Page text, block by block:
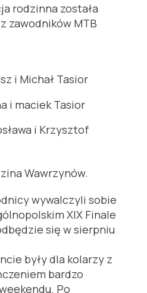
rodzinna została
zawodników MTB
i Michał Tasior
i maciek Tasior
i Krzysztof
Wawrzynów.
wywalczyli sobie
XIX Finale
się w sierpniu
były dla kolarzy z
bardzo
Po